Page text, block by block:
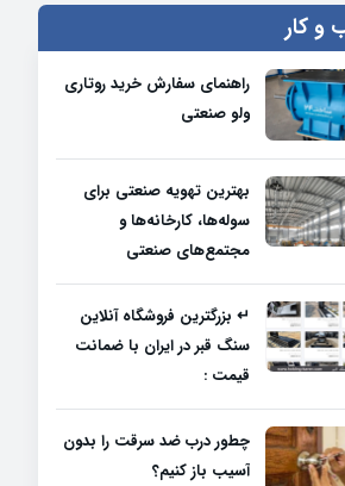
و کار
راهنمای سفارش خرید روتاری
ولو صنعتی
بهترین تهویه صنعتی برای
سوله‌ها، کارخانه‌ها و
مجتمع‌های صنعتی
↵ بزرگترین فروشگاه آنلاین
سنگ قبر در ایران با ضمانت
قیمت :
چطور درب ضد سرقت را بدون
آسیب باز کنیم؟